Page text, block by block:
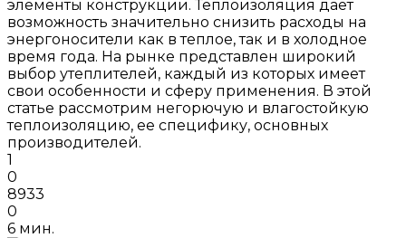
элементы конструкции. Теплоизоляция дает
возможность значительно снизить расходы на
энергоносители как в теплое, так и в холодное
время года. На рынке представлен широкий
выбор утеплителей, каждый из которых имеет
свои особенности и сферу применения. В этой
статье рассмотрим негорючую и влагостойкую
теплоизоляцию, ее специфику, основных
производителей.
1
0
8933
0
6 мин.